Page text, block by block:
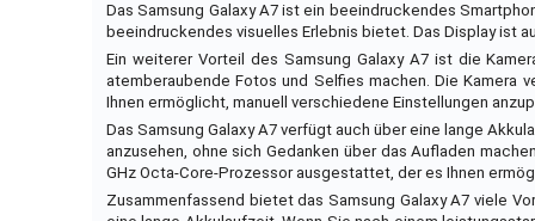
Das Samsung Galaxy A7 ist ein beeindruckendes
beeindruckendes visuelles Erlebnis bietet. Das Display ist
Ein weiterer Vorteil des Samsung Galaxy A7 ist die
atemberaubende Fotos und Selfies machen. Die Kamera
Ihnen ermöglicht, manuell verschiedene Einstellungen
Das Samsung Galaxy A7 verfügt auch über eine lange
anzusehen, ohne sich Gedanken über das Aufladen
GHz Octa-Core-Prozessor ausgestattet, der es Ihnen
Zusammenfassend bietet das Samsung Galaxy A7 viele